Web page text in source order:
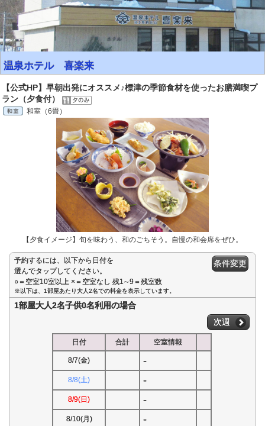
温泉ホテル 喜楽来
【公式HP】早朝出発にオススメ♪標津の季節食材を使ったお膳満喫プ
ラン（夕食付）
和室（6畳）
【夕食イメージ】旬を味わう、和のごちそう。自慢の和会席をぜひ。
予約するには、以下から日付を
選んでタップしてください。
○＝空室10室以上 ×＝空室なし 残1∼9＝残室数
条件変更
※以下は、1部屋あたり大人2名での料金を表示しています。
1部屋大人2名子供0名利用の場合
次週
日付 合計 空室情報
8/7(金) -
8/8(土) -
8/9(日) -
8/10(月) -